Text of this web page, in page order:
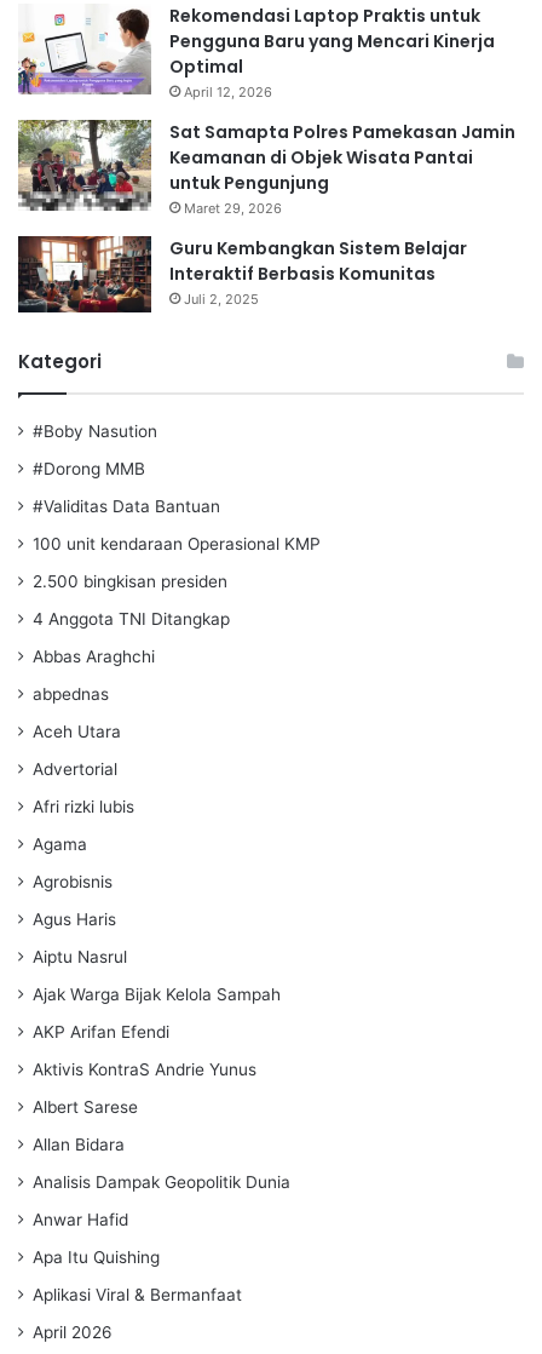
Rekomendasi Laptop Praktis untuk
Pengguna Baru yang Mencari Kinerja
Optimal
April 12, 2026
Sat Samapta Polres Pamekasan Jamin
Keamanan di Objek Wisata Pantai
untuk Pengunjung
Maret 29, 2026
Guru Kembangkan Sistem Belajar
Interaktif Berbasis Komunitas
Juli 2, 2025
Kategori
#Boby Nasution
#Dorong MMB
#Validitas Data Bantuan
100 unit kendaraan Operasional KMP
2.500 bingkisan presiden
4 Anggota TNI Ditangkap
Abbas Araghchi
abpednas
Aceh Utara
Advertorial
Afri rizki lubis
Agama
Agrobisnis
Agus Haris
Aiptu Nasrul
Ajak Warga Bijak Kelola Sampah
AKP Arifan Efendi
Aktivis KontraS Andrie Yunus
Albert Sarese
Allan Bidara
Analisis Dampak Geopolitik Dunia
Anwar Hafid
Apa Itu Quishing
Aplikasi Viral & Bermanfaat
April 2026